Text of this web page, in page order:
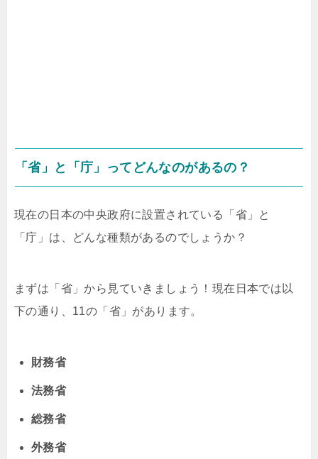
「省」と「庁」ってどんなのがあるの？
現在の日本の中央政府に設置されている「省」と
「庁」は、どんな種類があるのでしょうか？
まずは「省」から見ていきましょう！現在日本では以
下の通り、11の「省」があります。
財務省
法務省
総務省
外務省